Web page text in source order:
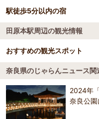
榛原駅
三輪駅
畝傍駅
御所駅
長谷寺駅
国営平城宮跡歴史公園
興福寺
薬師寺
唐招提寺
若草山
天然温泉たまご
民宿 むろう
駅徒歩5分以内の宿
Ｔｈｅ ＥＸＰ
田原本駅周辺の観光情報
おすすめの観光スポット
菖蒲池古墳
4.0
橿原市の南東部、明日香村と
形状は一辺約30m、二段築盛
が納められています。石室部分
奈良県のじゃらんニュース関
2024年
奈良公